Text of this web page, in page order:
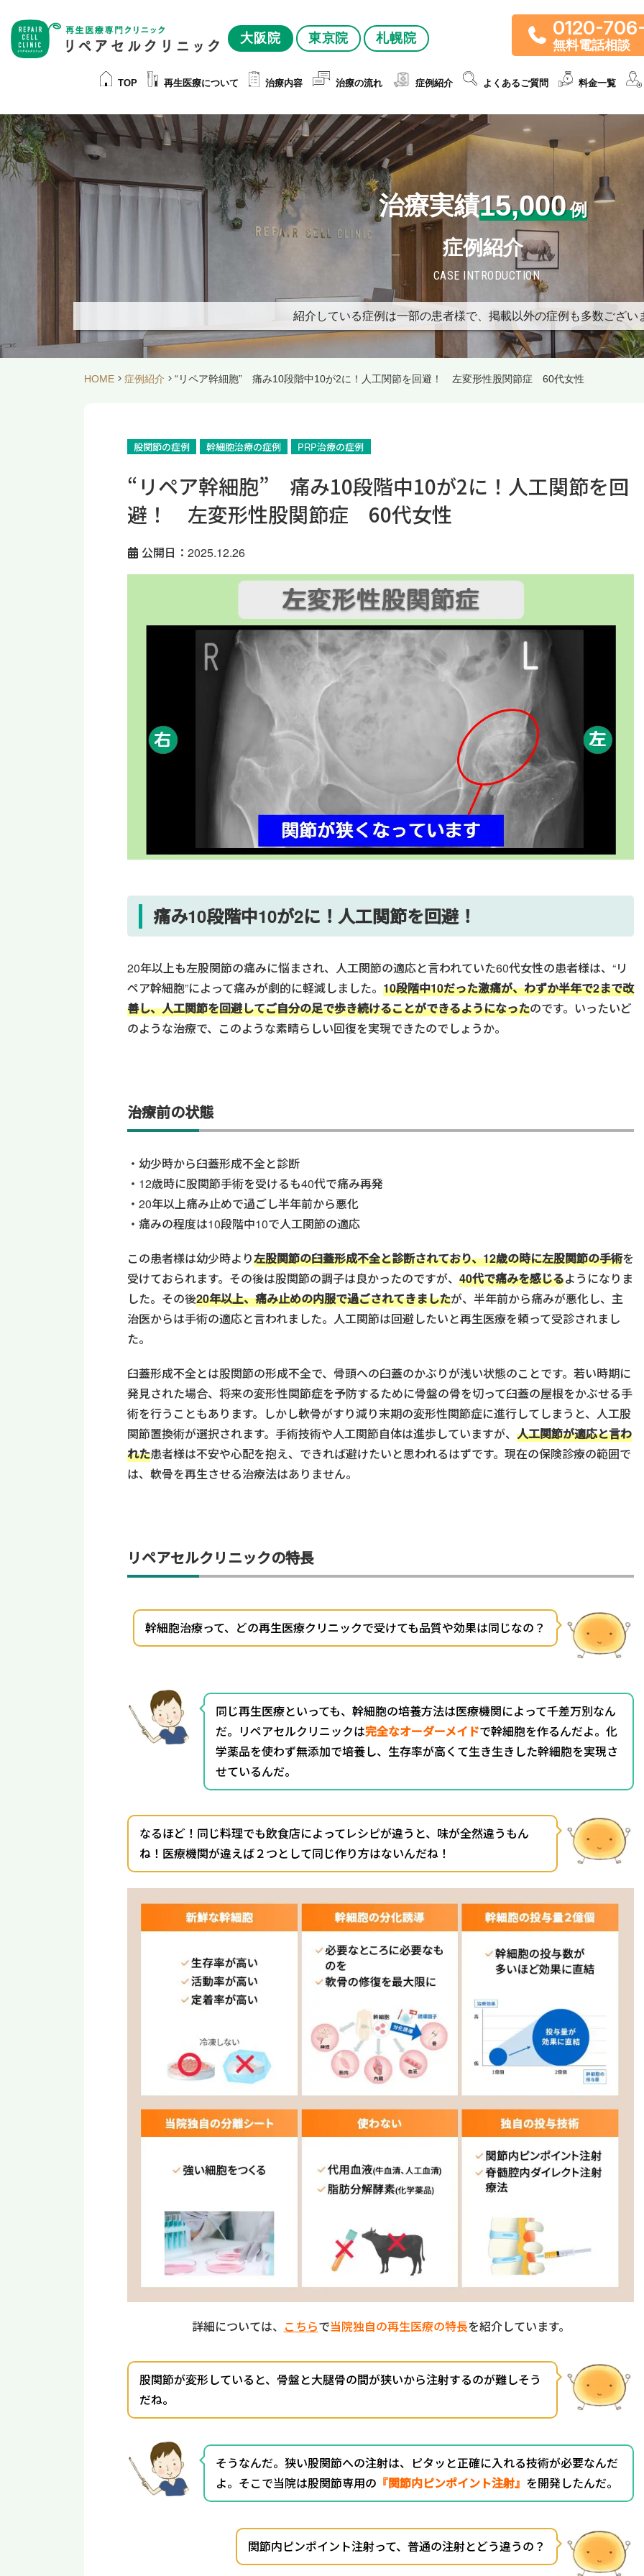
大阪院 東京院 札幌院 0120-
無料電話相談
TOP 再生医療について 治療内容 治療の流れ 症例紹介 よくあるご質問 料金一覧
治療実績15,000例
症例紹介
CASE INTRODUCTION
紹介している症例は一部の患者様で、掲載以外の症例も多数ござい
HOME 症例紹介 “リペア幹細胞” 痛み10段階中10が2に！人工関節を回避！ 左変形性股関節症 60代女性
股関節の症例 幹細胞治療の症例 PRP治療の症例
“リペア幹細胞” 痛み10段階中10が2に！人工関節を回
避！ 左変形性股関節症 60代女性
公開日：2025.12.26
痛み10段階中10が2に！人工関節を回避！
20年以上も左股関節の痛みに悩まされ、人工関節の適応と言われていた60代女性の患者様は、 “リ
ペア幹細胞”によって痛みが劇的に軽減しました。 10段階中10だった激痛が、わずか半年で2まで改
善し、人工関節を回避してご自分の足で歩き続けることができるようになったのです。いったいど
のような治療で、このような素晴らしい回復を実現できたのでしょうか。
治療前の状態
幼少時から臼蓋形成不全と診断
12歳時に股関節手術を受けるも40代で痛み再発
20年以上痛み止めで過ごし半年前から悪化
痛みの程度は10段階中10で人工関節の適応
この患者様は幼少時より左股関節の臼蓋形成不全と診断されており、12歳の時に左股関節の手術を
受けておられます。その後は股関節の調子は良かったのですが、 40代で痛みを感じるようになりま
した。その後20年以上、痛み止めの内服で過ごされてきましたが、半年前から痛みが悪化し、主
治医からは手術の適応と言われました。人工関節は回避したいと再生医療を頼って受診されまし
た。
臼蓋形成不全とは股関節の形成不全で、骨頭への臼蓋のかぶりが浅い状態のことです。若い時期に
発見された場合、将来の変形性関節症を予防するために骨盤の骨を切って臼蓋の屋根をかぶせる手
術を行うこともあります。しかし軟骨がすり減り末期の変形性関節症に進行してしまうと、人工股
関節置換術が選択されます。手術技術や人工関節自体は進歩していますが、 人工関節が適応と言わ
れた患者様は不安や心配を抱え、できれば避けたいと思われるはずです。現在の保険診療の範囲で
は、軟骨を再生させる治療法はありません。
リペアセルクリニックの特長
幹細胞治療って、どの再生医療クリニックで受けても品質や効果は同じなの？
同じ再生医療といっても、幹細胞の培養方法は医療機関によって千差万別なん
だ。リペアセルクリニックは完全なオーダーメイドで幹細胞を作るんだよ。化
学薬品を使わず無添加で培養し、生存率が高くて生き生きした幹細胞を実現さ
せているんだ。
なるほど！同じ料理でも飲食店によってレシピが違うと、味が全然違うもん
ね！医療機関が違えば２つとして同じ作り方はないんだね！
詳細については、 こちらで当院独自の再生医療の特長を紹介しています。
股関節が変形していると、骨盤と大腿骨の間が狭いから注射するのが難しそう
だね。
そうなんだ。狭い股関節への注射は、ピタッと正確に入れる技術が必要なんだ
よ。そこで当院は股関節専用の 『関節内ピンポイント注射』 を開発したんだ。
関節内ピンポイント注射って、普通の注射とどう違うの？